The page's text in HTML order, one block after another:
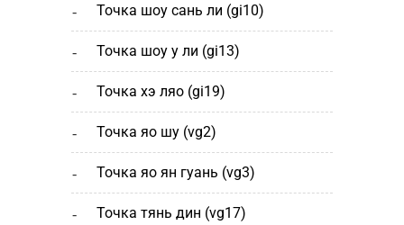
точка шоу сань ли (gi10)
точка шоу у ли (gi13)
точка хэ ляо (gi19)
точка яо шу (vg2)
точка яо ян гуань (vg3)
точка тянь дин (vg17)